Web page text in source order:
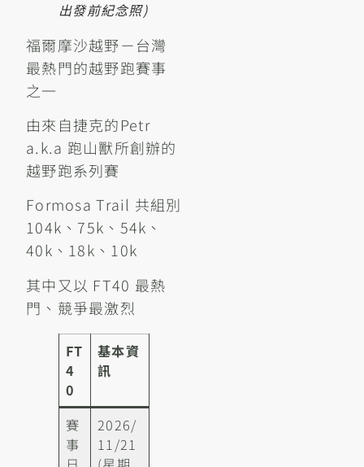
出發前紀念照)
福爾摩沙越野－台灣
最熱門的越野跑賽事
之一
由來自捷克的Petr
a.k.a 跑山獸所創辦的
越野跑系列賽
Formosa Trail 共組別
104k、75k、54k、
40k、18k、10k
其中又以 FT40 最熱
門、競爭最激烈
FT
4
0
基本資
訊
賽
事
2026/
11/21